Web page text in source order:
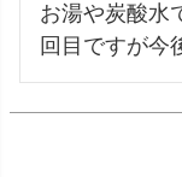
お湯や炭酸水
回目ですが今